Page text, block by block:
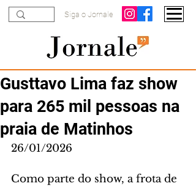
Siga o Jornale
Gusttavo Lima faz show
para 265 mil pessoas na
praia de Matinhos
26/01/2026
Como parte do show, a frota de